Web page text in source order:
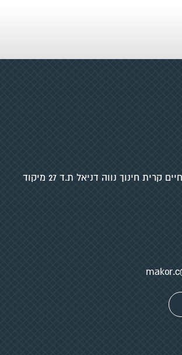
ישיבת מקור חיים קרית חינוך נווה דניאל ת.ד 27 מיקוד